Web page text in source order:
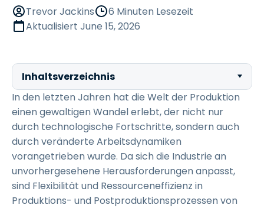
Trevor Jackins
6 Minuten Lesezeit
Aktualisiert June 15, 2026
Inhaltsverzeichnis
In den letzten Jahren hat die Welt der Produktion
einen gewaltigen Wandel erlebt, der nicht nur
durch technologische Fortschritte, sondern auch
durch veränderte Arbeitsdynamiken
vorangetrieben wurde. Da sich die Industrie an
unvorhergesehene Herausforderungen anpasst,
sind Flexibilität und Ressourceneffizienz in
Produktions- und Postproduktionsprozessen von